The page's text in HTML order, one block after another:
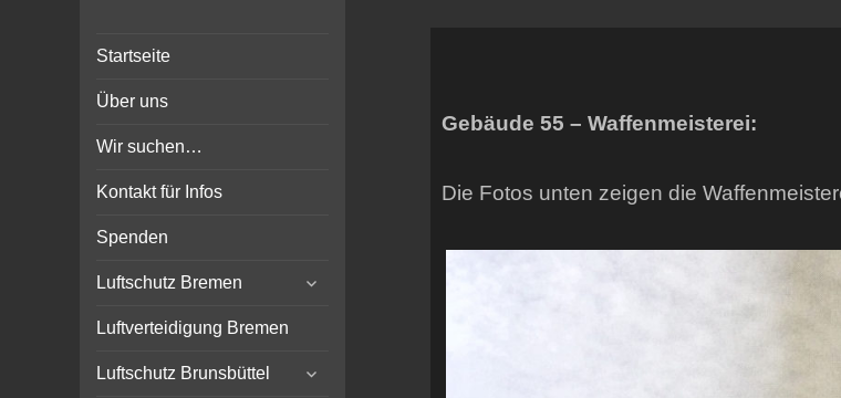
Bunker-Kiel.com
Wilhelmshaven Flensburg
Rendsburg Luftschutz Stollen
Startseite
Über uns
Wir suchen…
Kontakt für Infos
Spenden
Luftschutz Bremen
expand
Luftverteidigung Bremen
Luftschutz Brunsbüttel
expand
Gebäude 55 – Waffenmeisterei:
Die Fotos unten zeigen die